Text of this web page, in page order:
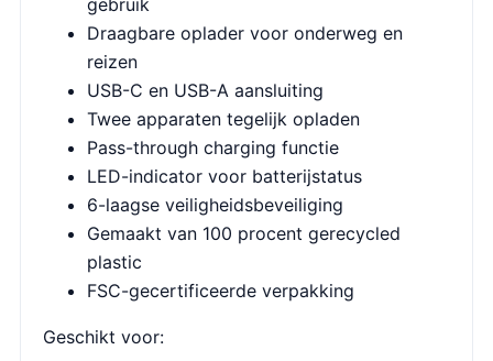
gebruik
Draagbare oplader voor onderweg en
reizen
USB-C en USB-A aansluiting
Twee apparaten tegelijk opladen
Pass-through charging functie
LED-indicator voor batterijstatus
6-laagse veiligheidsbeveiliging
Gemaakt van 100 procent gerecycled
plastic
FSC-gecertificeerde verpakking
Geschikt voor: